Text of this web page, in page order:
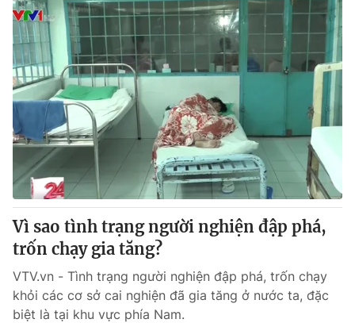
Video Shorts video
VTV Money VTV Thể thao
VTV Sức khoẻ Bất động sản
Thị trường 24h Tấm lòng Việt
VTV4 Vươn mình bằng AI
VTV9
Liên hệ tòa soạn English
Vì sao tình trạng người nghiện đập phá,
trốn chạy gia tăng?
VTV.vn - Tình trạng người nghiện đập phá, trốn chạy
khỏi các cơ sở cai nghiện đã gia tăng ở nước ta, đặc
biệt là tại khu vực phía Nam.